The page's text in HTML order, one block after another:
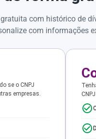
com histórico de
com informações
se o CNPJ
empresas.